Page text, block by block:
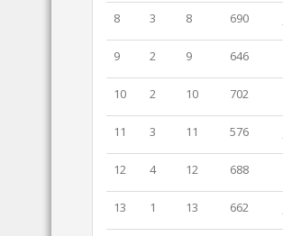
8 3 8 690
9 2 9 646
10 2 10 702
11 3 11 576
12 4 12 688
13 1 13 662